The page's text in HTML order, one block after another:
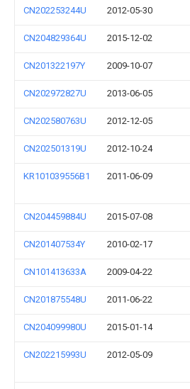
CN202253244U 2012-05-30
CN204829364U 2015-12-02
CN201322197Y 2009-10-07
CN202972827U 2013-06-05
CN202580763U 2012-12-05
CN202501319U 2012-10-24
KR101039556B1 2011-06-09
CN204459884U 2015-07-08
CN201407534Y 2010-02-17
CN101413633A 2009-04-22
CN201875548U 2011-06-22
CN204099980U 2015-01-14
CN202215993U 2012-05-09